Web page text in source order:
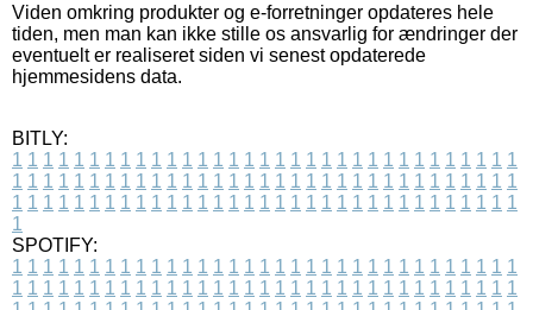
Viden omkring produkter og e-forretninger opdateres hele
tiden, men man kan ikke stille os ansvarlig for ændringer der
eventuelt er realiseret siden vi senest opdaterede
hjemmesidens data.
BITLY:
1 1 1 1 1 1 1 1 1 1 1 1 1 1 1 1 1 1 1 1 1 1 1 1 1 1 1 1 1 1 1 1 1
1 1 1 1 1 1 1 1 1 1 1 1 1 1 1 1 1 1 1 1 1 1 1 1 1 1 1 1 1 1 1 1 1
1 1 1 1 1 1 1 1 1 1 1 1 1 1 1 1 1 1 1 1 1 1 1 1 1 1 1 1 1 1 1 1 1
1
SPOTIFY:
1 1 1 1 1 1 1 1 1 1 1 1 1 1 1 1 1 1 1 1 1 1 1 1 1 1 1 1 1 1 1 1 1
1 1 1 1 1 1 1 1 1 1 1 1 1 1 1 1 1 1 1 1 1 1 1 1 1 1 1 1 1 1 1 1 1